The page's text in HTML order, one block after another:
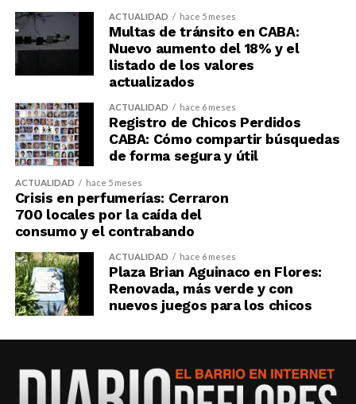
ACTUALIDAD hace 5 meses
Multas de tránsito en CABA:
Nuevo aumento del 18% y el
listado de los valores
actualizados
ACTUALIDAD hace 6 meses
Registro de Chicos Perdidos
CABA: Cómo compartir búsquedas
de forma segura y útil
ACTUALIDAD hace 5 meses
Crisis en perfumerías: Cerraron
700 locales por la caída del
consumo y el contrabando
ACTUALIDAD hace 6 meses
Plaza Brian Aguinaco en Flores:
Renovada, más verde y con
nuevos juegos para los chicos